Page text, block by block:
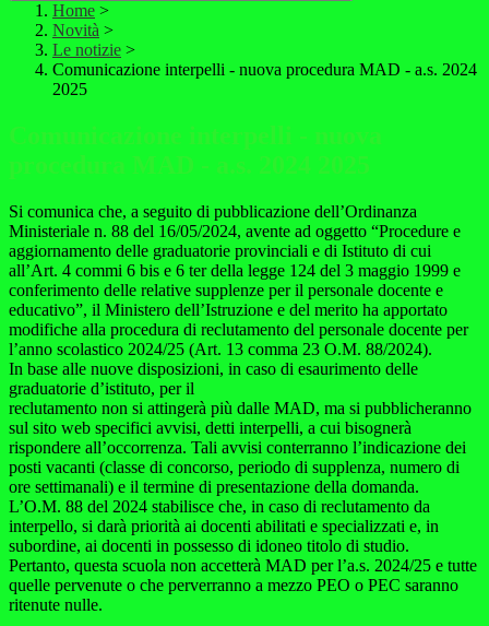
Home >
Novità >
Le notizie >
Comunicazione interpelli - nuova procedura MAD - a.s. 2024
2025
Comunicazione interpelli - nuova
procedura MAD - a.s. 2024 2025
Si comunica che, a seguito di pubblicazione dell’Ordinanza
Ministeriale n. 88 del 16/05/2024, avente ad oggetto “Procedure e
aggiornamento delle graduatorie provinciali e di Istituto di cui
all’Art. 4 commi 6 bis e 6 ter della legge 124 del 3 maggio 1999 e
conferimento delle relative supplenze per il personale docente e
educativo”, il Ministero dell’Istruzione e del merito ha apportato
modifiche alla procedura di reclutamento del personale docente per
l’anno scolastico 2024/25 (Art. 13 comma 23 O.M. 88/2024).
In base alle nuove disposizioni, in caso di esaurimento delle
graduatorie d’istituto, per il
reclutamento non si attingerà più dalle MAD, ma si pubblicheranno
sul sito web specifici avvisi, detti interpelli, a cui bisognerà
rispondere all’occorrenza. Tali avvisi conterranno l’indicazione dei
posti vacanti (classe di concorso, periodo di supplenza, numero di
ore settimanali) e il termine di presentazione della domanda.
L’O.M. 88 del 2024 stabilisce che, in caso di reclutamento da
interpello, si darà priorità ai docenti abilitati e specializzati e, in
subordine, ai docenti in possesso di idoneo titolo di studio.
Pertanto, questa scuola non accetterà MAD per l’a.s. 2024/25 e tutte
quelle pervenute o che perverranno a mezzo PEO o PEC saranno
ritenute nulle.